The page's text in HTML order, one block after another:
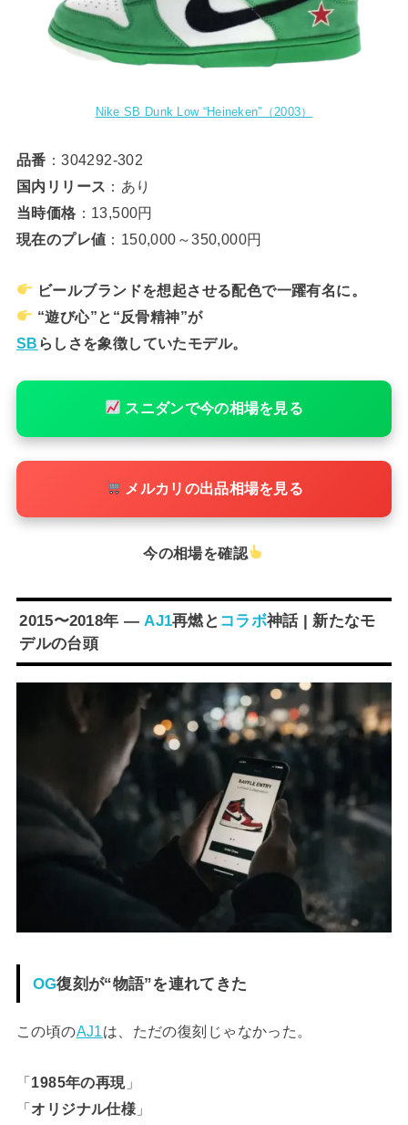
Nike SB Dunk Low “Heineken”（2003）
品番 ：304292-302
国内リリース ：あり
当時価格 ：13,500円
現在のプレ値 ：150,000～350,000円
ビールブランドを想起させる配色で一躍有名に。
“遊び心”と“反骨精神”が
SB らしさを象徴していたモデル。
スニダンで今の相場を見る
メルカリの出品相場を見る
今の相場を確認
2015〜2018年 ― AJ1再燃と コラボ神話 | 新たなモ
デルの台頭
OG復刻が“物語”を連れてきた
この頃のAJ1は、ただの復刻じゃなかった。
「1985年の再現」
「オリジナル仕様 」